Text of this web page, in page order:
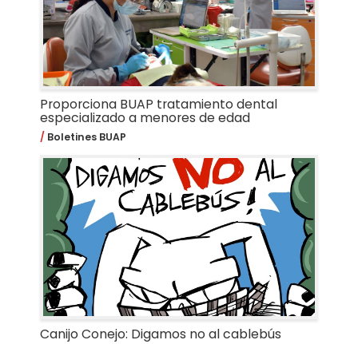
Proporciona BUAP tratamiento dental
especializado a menores de edad
Boletines BUAP
Canijo Conejo: Digamos no al cablebús